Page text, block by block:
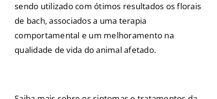
sendo utilizado com ótimos resultados os florais
de bach, associados a uma terapia
comportamental e um melhoramento na
qualidade de vida do animal afetado.